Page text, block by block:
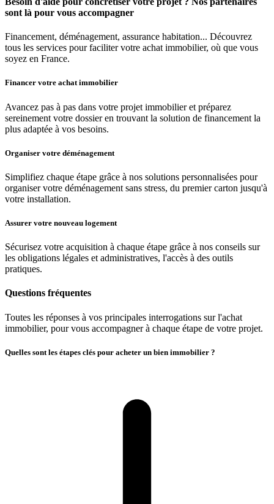
sont là pour vous accompagner
Financement, déménagement, assurance habitation... Découvrez
tous les services pour faciliter votre achat immobilier, où que vous
soyez en France.
Financer votre achat immobilier
Avancez pas à pas dans votre projet immobilier et préparez
sereinement votre dossier en trouvant la solution de financement la
plus adaptée à vos besoins.
Organiser votre déménagement
Simplifiez chaque étape grâce à nos solutions personnalisées pour
organiser votre déménagement sans stress, du premier carton jusqu'à
votre installation.
Assurer votre nouveau logement
Sécurisez votre acquisition à chaque étape grâce à nos conseils sur
les obligations légales et administratives, l'accès à des outils
pratiques.
Questions fréquentes
Toutes les réponses à vos principales interrogations sur l'achat
immobilier, pour vous accompagner à chaque étape de votre projet.
Quelles sont les étapes clés pour acheter un bien immobilier ?